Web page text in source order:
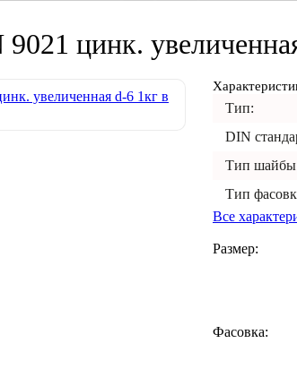
цинк.
Тип:
DIN
Тип
Тип
Все
Размер:
Фасовка: